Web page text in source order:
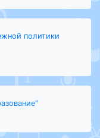
политики